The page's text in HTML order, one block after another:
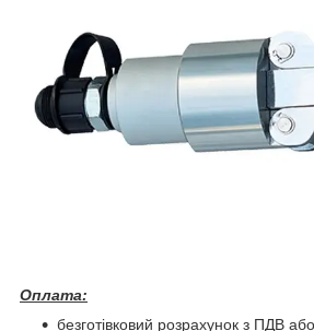
Оплата:
безготівковий розрахунок з ПДВ